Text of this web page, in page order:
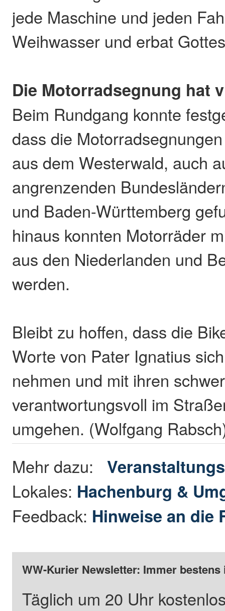
jede Maschine und jeden
Weihwasser und erbat
Die Motorradsegnung hat
Beim Rundgang konnte
dass die
aus dem Westerwald, auch
angrenzenden
und Baden-Württemberg
hinaus konnten Motorräder
aus den Niederlanden und
werden.
Bleibt zu hoffen, dass die
Worte von Pater Ignatius
nehmen und mit ihren
verantwortungsvoll im
umgehen. (Wolfgang
Mehr dazu:
Lokales: Hachenburg &
Feedback: Hinweise an die
WW-Kurier Newsletter: Immer
Täglich um 20 Uhr